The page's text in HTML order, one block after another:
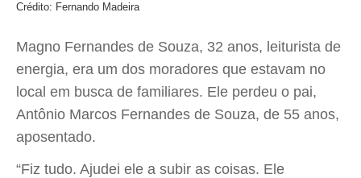
Crédito: Fernando Madeira
Magno Fernandes de Souza, 32 anos, leiturista de
energia, era um dos moradores que estavam no
local em busca de familiares. Ele perdeu o pai,
Antônio Marcos Fernandes de Souza, de 55 anos,
aposentado.
“Fiz tudo. Ajudei ele a subir as coisas. Ele